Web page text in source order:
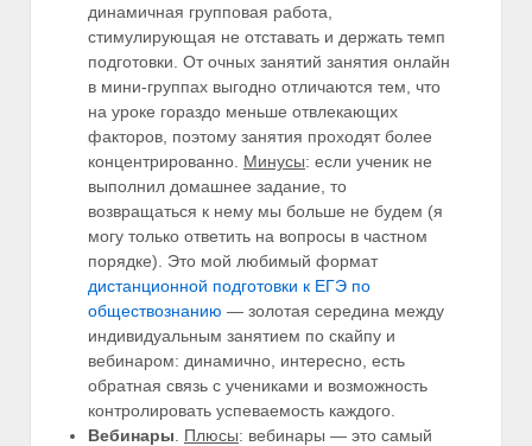
динамичная групповая работа,
стимулирующая не отставать и держать темп
подготовки. От очных занятий занятия онлайн
в мини-группах выгодно отличаются тем, что
на уроке гораздо меньше отвлекающих
факторов, поэтому занятия проходят более
концентрированно. Минусы: если ученик не
выполнил домашнее задание, то
возвращаться к нему мы больше не будем (я
могу только ответить на вопросы в частном
порядке). Это мой любимый формат
дистанционной подготовки к ЕГЭ по
обществознанию — золотая середина между
индивидуальным занятием по скайпу и
вебинаром: динамично, интересно, есть
обратная связь с учениками и возможность
контролировать успеваемость каждого.
Вебинары
Плюсы: вебинары — это самый